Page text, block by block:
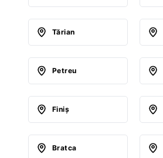
Tărian
Petreu
Finiş
Bratca